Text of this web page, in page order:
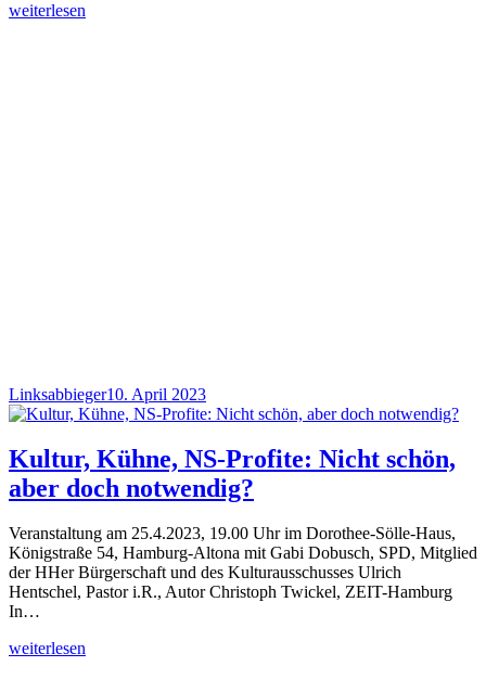
weiterlesen
Linksabbieger10. April 2023
Kultur, Kühne, NS-Profite: Nicht schön,
aber doch notwendig?
Veranstaltung am 25.4.2023, 19.00 Uhr im Dorothee-Sölle-Haus,
Königstraße 54, Hamburg-Altona mit Gabi Dobusch, SPD, Mitglied
der HHer Bürgerschaft und des Kulturausschusses Ulrich
Hentschel, Pastor i.R., Autor Christoph Twickel, ZEIT-Hamburg
In…
weiterlesen